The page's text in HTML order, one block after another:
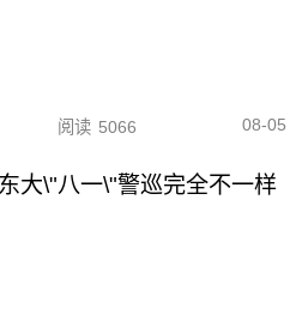
阅读 5066 08-05
大\"八一\"警巡完全不一样